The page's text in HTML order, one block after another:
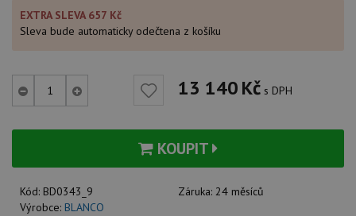
EXTRA SLEVA 657 Kč
Sleva bude automaticky odečtena z košíku
13 140Kč s DPH
KOUPIT
Kód: BD0343_9 Záruka: 24 měsíců
Výrobce: BLANCO